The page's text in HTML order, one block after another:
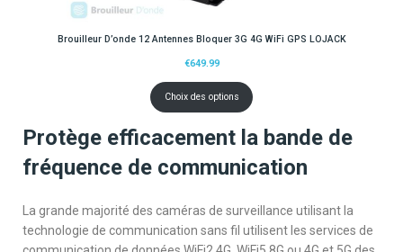
Brouilleur D’onde 12 Antennes Bloquer 3G 4G WiFi GPS LOJACK
€649.99
Choix des options
Protège efficacement la bande de
fréquence de communication
La grande majorité des caméras de surveillance utilisant la
technologie de communication sans fil utilisent les services de